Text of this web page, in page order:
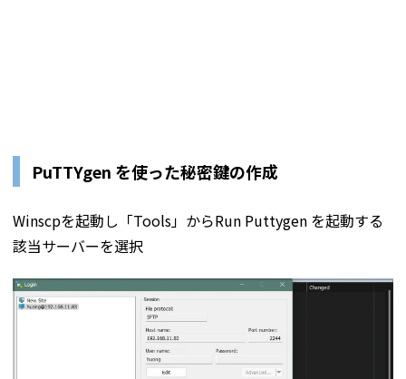
PuTTYgen を使った秘密鍵の作成
Winscpを起動し「Tools」からRun Puttygen を起動する
該当サーバーを選択